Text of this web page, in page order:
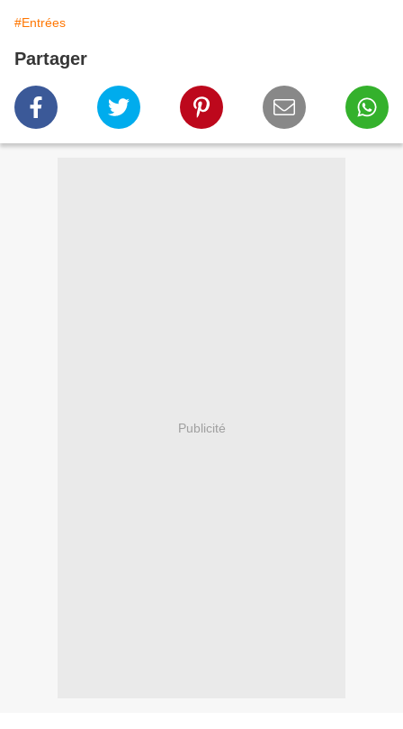
#Entrées
Partager
Publicité